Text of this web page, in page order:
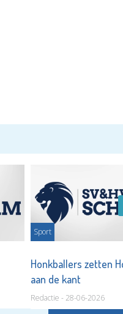
Sport
Honkballers zetten
aan de kant
Redactie - 28-06-2026